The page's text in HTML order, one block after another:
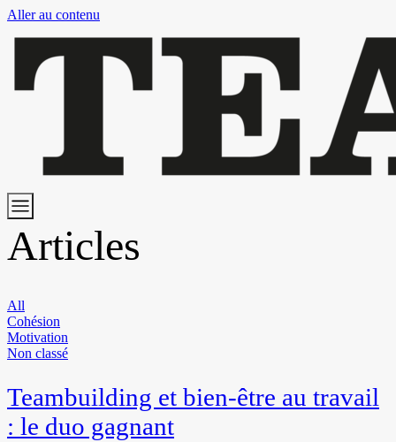
Aller au contenu
Articles
All
Cohésion
Motivation
Non classé
Teambuilding et bien-être au travail
: le duo gagnant